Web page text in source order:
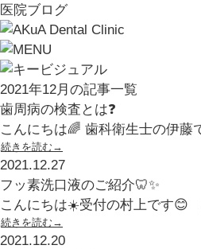
医院ブログ
2021年12月の記事一覧
歯周病の検査とは❓
こんにちは🌈 歯科衛生士の伊
続きを読む→
2021.12.27
フッ素洗口液のご紹介🦷✨
こんにちは☀️受付の村上です😊
続きを読む→
2021.12.20